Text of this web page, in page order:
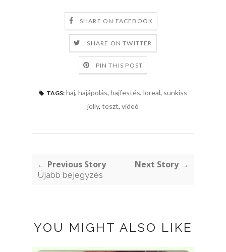
SHARE ON FACEBOOK
SHARE ON TWITTER
PIN THIS POST
TAGS: haj, hajápolás, hajfestés, loreal, sunkiss
jelly, teszt, videó
← Previous Story
Újabb bejegyzés
Next Story →
YOU MIGHT ALSO LIKE